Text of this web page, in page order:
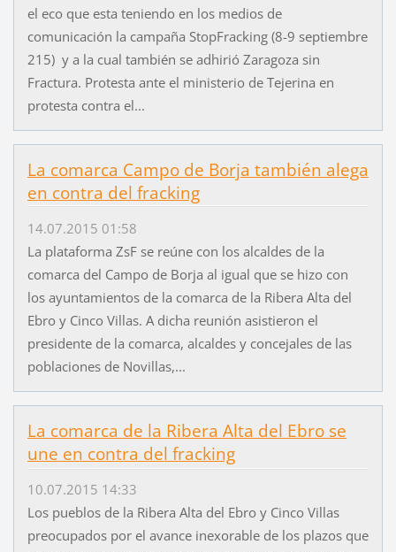
el eco que esta teniendo en los medios de
comunicación la campaña StopFracking (8-9 septiembre
215) y a la cual también se adhirió Zaragoza sin
Fractura. Protesta ante el ministerio de Tejerina en
protesta contra el...
La comarca Campo de Borja también alega
en contra del fracking
14.07.2015 01:58
La plataforma ZsF se reúne con los alcaldes de la
comarca del Campo de Borja al igual que se hizo con
los ayuntamientos de la comarca de la Ribera Alta del
Ebro y Cinco Villas. A dicha reunión asistieron el
presidente de la comarca, alcaldes y concejales de las
poblaciones de Novillas,...
La comarca de la Ribera Alta del Ebro se
une en contra del fracking
10.07.2015 14:33
Los pueblos de la Ribera Alta del Ebro y Cinco Villas
preocupados por el avance inexorable de los plazos que